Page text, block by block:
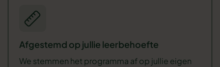
Afgestemd op jullie leerbehoefte
We stemmen het programma af op jullie eigen